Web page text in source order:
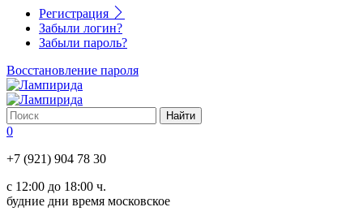
Регистрация
Забыли логин?
Забыли пароль?
Восстановление пароля
0
+7 (921) 904 78 30
с 12:00 до 18:00 ч.
будние дни время московское